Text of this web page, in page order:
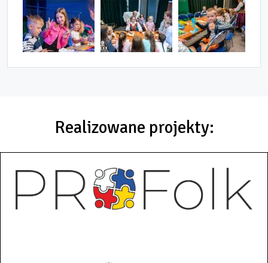
Realizowane projekty: